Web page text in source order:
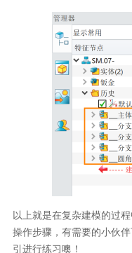
以上就是在复杂建模的过
操作步骤，有需要的小伙
引进行练习噢！